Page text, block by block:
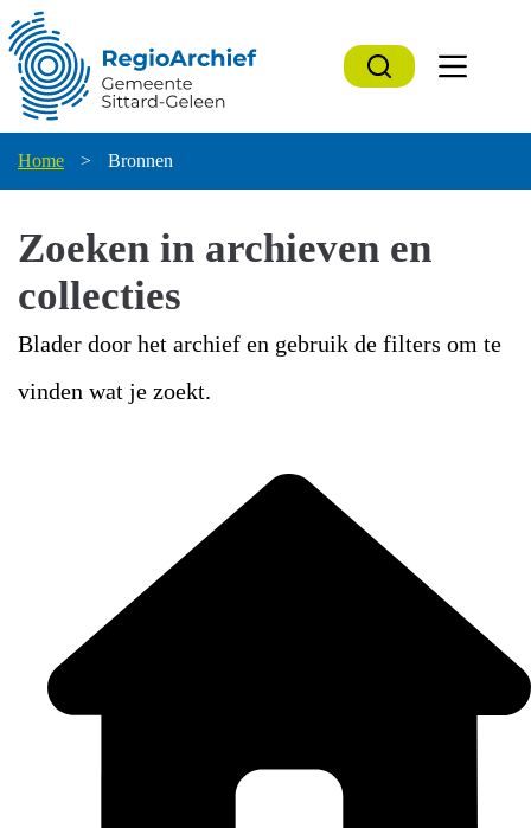
naar
de
inhoud
Home > Bronnen
Zoeken in archieven en
collecties
Blader door het archief en gebruik de filters om te
vinden wat je zoekt.